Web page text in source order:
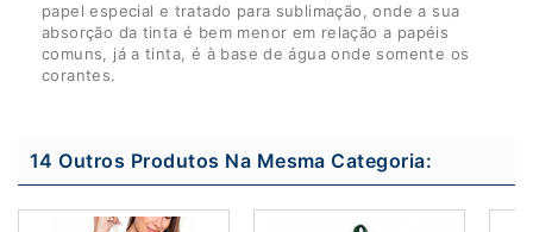
papel especial e tratado para sublimação, onde a sua
absorção da tinta é bem menor em relação a papéis
comuns, já a tinta, é à base de água onde somente os
corantes.
14 Outros Produtos Na Mesma Categoria: